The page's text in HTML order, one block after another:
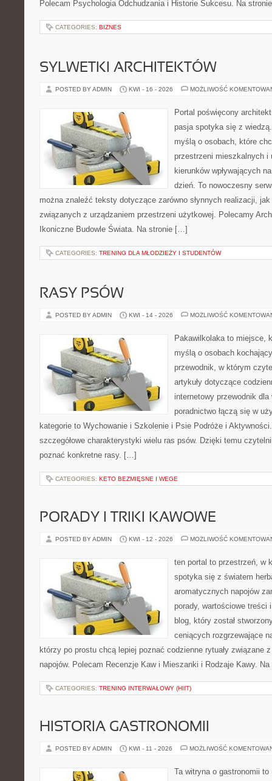
Polecam Psychologia Odchudzania i Historie Sukcesu. Na
CATEGORIES: BIZNES
SYLWETKI ARCHITEKTÓW
POSTED BY ADMIN KWI - 16 - 2026 MOŻLIWOŚĆ
Portal poświęcony
pasja spotyka się z
myślą o osobach, które
przestrzeni mieszkalnych i
kierunków wpływających
dzień. To nowoczesny
można znaleźć teksty dotyczące zarówno słynnych realizacji,
związanych z urządzaniem przestrzeni użytkowej. Polecamy
Ikoniczne Budowle Świata. Na stronie […]
CATEGORIES: TRENING DLA MŁODZIEŻY I STUDENTÓW
RASY PSÓW
POSTED BY ADMIN KWI - 14 - 2026 MOŻLIWOŚĆ
Pakawilkolaka to miejsce,
myślą o osobach
przewodnik, w którym
artykuły dotyczące
internetowy przewodnik
poradnictwo łączą się w
kategorie to Wychowanie i Szkolenie i Psie Podróże i
szczegółowe charakterystyki wielu ras psów. Dzięki temu
poznać konkretne rasy. […]
CATEGORIES: KETO BEZMIĘSNE I WEGE
PORADY I TRIKI KAWOWE
POSTED BY ADMIN KWI - 12 - 2026 MOŻLIWOŚĆ
ten portal to przestrzeń, w
spotyka się z światem
aromatycznych napojów
porady, wartościowe treści
blog, który został
ceniących rozgrzewające
którzy po prostu chcą lepiej poznać codzienne rytuały związane
napojów. Polecam Recenzje Kaw i Mieszanki i Rodzaje Kawy.
CATEGORIES: TRENING INTERWAŁOWY (HIIT)
HISTORIA GASTRONOMII
POSTED BY ADMIN KWI - 11 - 2026 MOŻLIWOŚĆ
Ta witryna o gastronomii